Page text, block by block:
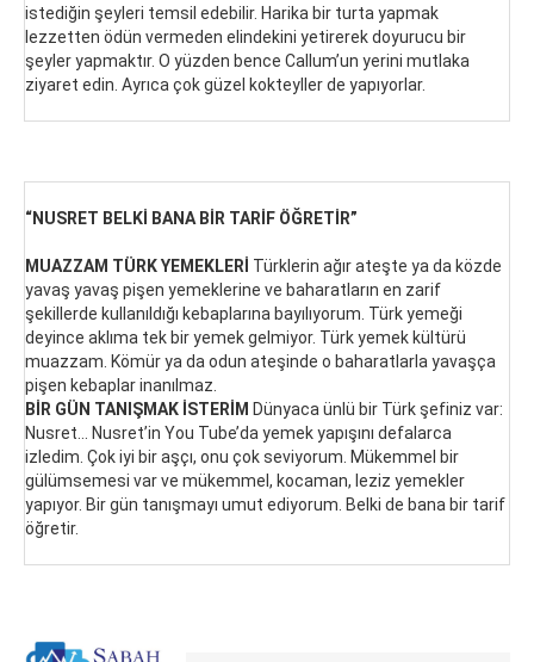
istediğin şeyleri temsil edebilir. Harika bir turta yapmak
lezzetten ödün vermeden elindekini yetirerek doyurucu bir
şeyler yapmaktır. O yüzden bence Callum’un yerini mutlaka
ziyaret edin. Ayrıca çok güzel kokteyller de yapıyorlar.
“NUSRET BELKİ BANA BİR TARİF ÖĞRETİR”
MUAZZAM TÜRK YEMEKLERİ Türklerin ağır ateşte ya da közde
yavaş yavaş pişen yemeklerine ve baharatların en zarif
şekillerde kullanıldığı kebaplarına bayılıyorum. Türk yemeği
deyince aklıma tek bir yemek gelmiyor. Türk yemek kültürü
muazzam. Kömür ya da odun ateşinde o baharatlarla yavaşça
pişen kebaplar inanılmaz.
BİR GÜN TANIŞMAK İSTERİM Dünyaca ünlü bir Türk şefiniz var:
Nusret… Nusret’in You Tube’da yemek yapışını defalarca
izledim. Çok iyi bir aşçı, onu çok seviyorum. Mükemmel bir
gülümsemesi var ve mükemmel, kocaman, leziz yemekler
yapıyor. Bir gün tanışmayı umut ediyorum. Belki de bana bir tarif
öğretir.